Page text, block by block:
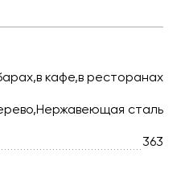
кафе,в ресторанах
сталь
363